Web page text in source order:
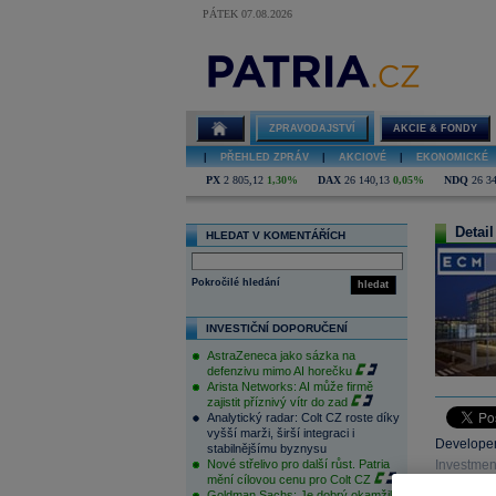
PÁTEK 07.08.2026
ZPRAVODAJSTVÍ AKCIE & FONDY
PŘEHLED ZPRÁV AKCIOVÉ EKONOMICKÉ
PX 2 805,12 1,30% DAX 26 140,13 0,05% NDQ 26
HLEDAT V KOMENTÁŘÍCH
hledat
Pokročilé hledání
INVESTIČNÍ DOPORUČENÍ
AstraZeneca jako sázka na
defenzivu mimo AI horečku
Arista Networks: AI může firmě
zajistit příznivý vítr do zad
Analytický radar: Colt CZ roste díky
vyšší marži, širší integraci i
stabilnějšímu byznysu
Nové střelivo pro další růst. Patria
mění cílovou cenu pro Colt CZ